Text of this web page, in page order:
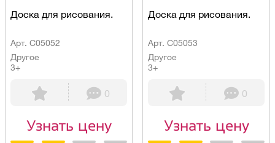
Доска для рисования.
Арт. C05052
Другое
3+
0
Узнать цену
Доска для рисования.
Арт. C05053
Другое
3+
0
Узнать цену